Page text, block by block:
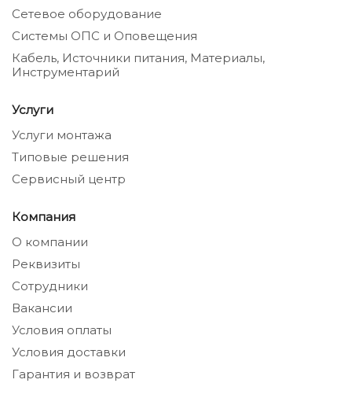
Сетевое оборудование
Системы ОПС и Оповещения
Кабель, Источники питания, Материалы,
Инструментарий
Услуги
Услуги монтажа
Типовые решения
Сервисный центр
Компания
О компании
Реквизиты
Сотрудники
Вакансии
Условия оплаты
Условия доставки
Гарантия и возврат